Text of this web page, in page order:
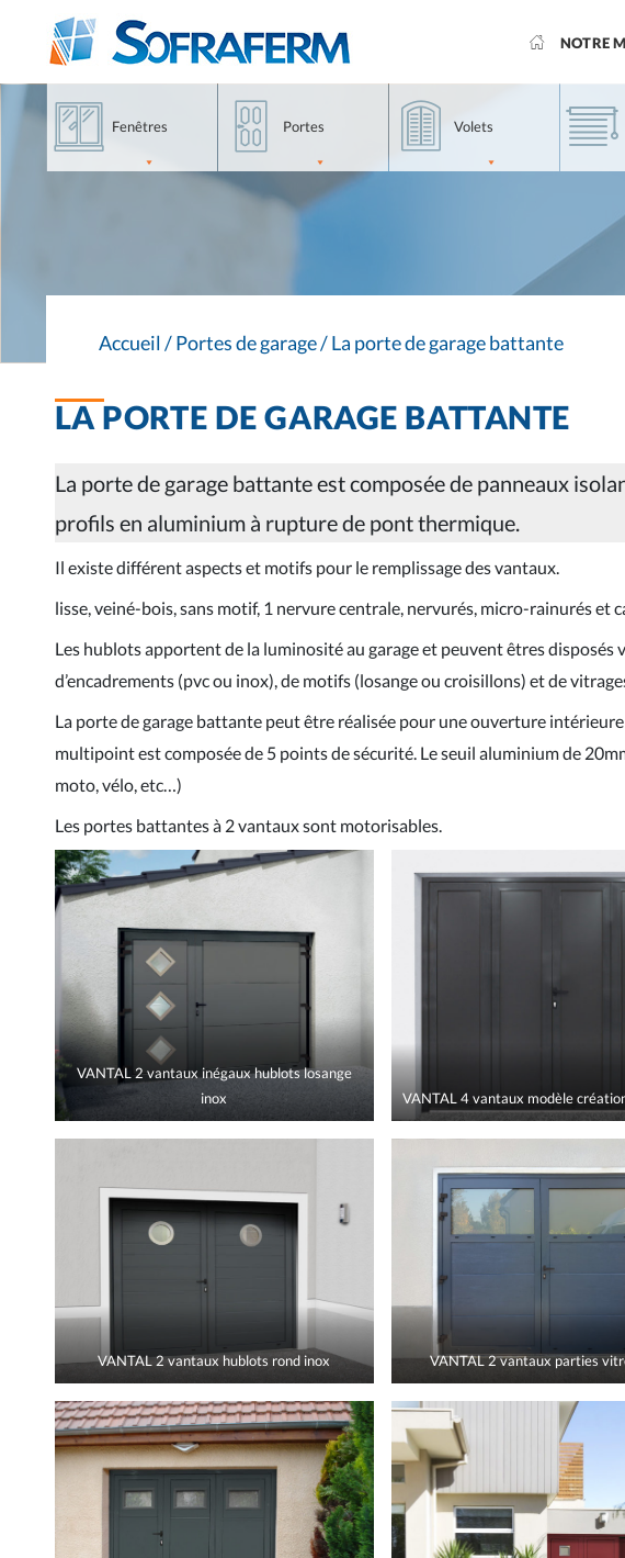
contenu
principale
menu
haut
produits
NOTRE
Fenêtres Portes Volets
Accueil/Portes de garage/La porte de garage battante
LA PORTE DE GARAGE BATTANTE
La porte de garage battante est composée de panneaux
profils en aluminium à rupture de pont thermique.
Il existe différent aspects et motifs pour le remplissage des vantaux.
lisse, veiné-bois, sans motif, 1 nervure centrale, nervurés, micro-rainurés et
Les hublots apportent de la luminosité au garage et peuvent êtres
d’encadrements (pvc ou inox), de motifs (losange ou croisillons) et de
La porte de garage battante peut être réalisée pour une ouverture
multipoint est composée de 5 points de sécurité. Le seuil aluminium de
moto, vélo, etc…)
Les portes battantes à 2 vantaux sont motorisables.
VANTAL 2 vantaux inégaux hublots losange
inox
VANTAL 4 vantaux modèle
VANTAL 2 vantaux hublots rond inox VANTAL 2 vantaux parties